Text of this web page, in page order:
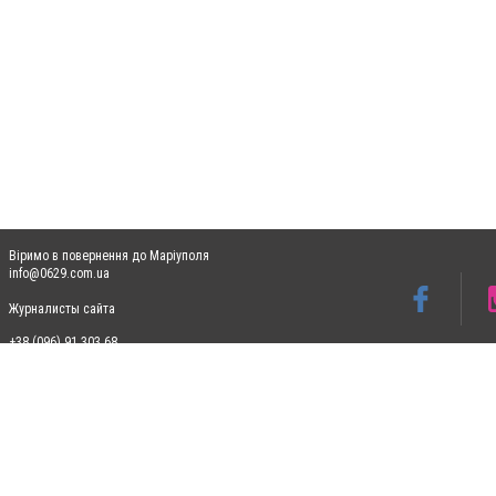
Віримо в повернення до Маріуполя
info@0629.com.ua
Журналисты сайта
+38 (096) 91 303 68